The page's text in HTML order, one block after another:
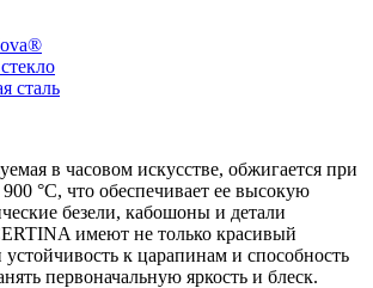
сталь
в часовом искусстве, обжигается при
°C, что обеспечивает ее высокую
безели, кабошоны и детали
имеют не только красивый
к царапинам и способность
первоначальную яркость и блеск.